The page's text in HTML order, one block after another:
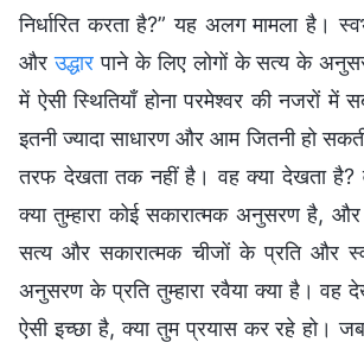
निर्धारित करता है?” यह अलग मामला है।
औरउद्धारपाने के लिए लोगों के सत्य के
में ऐसी स्थितियाँ होना परमेश्वर की नजरों में
इतनी ज्यादा साधारण और आम जितनी हो
तरफ देखता तक नहीं है। वह क्या देखता है?
क्या तुम्हारा कोई सकारात्मक अनुसरण है,
सत्य और सकारात्मक चीजों के प्रति और
अनुसरण के प्रति तुम्हारा रवैया क्या है। वह
ऐसी इच्छा है, क्या तुम प्रयास कर रहे हो।